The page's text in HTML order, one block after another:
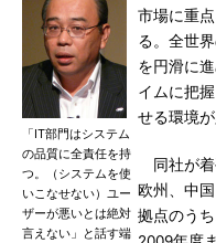
「IT部門はシステム
の品質に全責任を持
つ。（システムを使
いこなせない）ユー
ザーが悪いとは絶対
言えない」と話す端
市場に重
る。全世
を円滑に
イムに把
せる環境が
同社が着
欧州、中
拠点のう